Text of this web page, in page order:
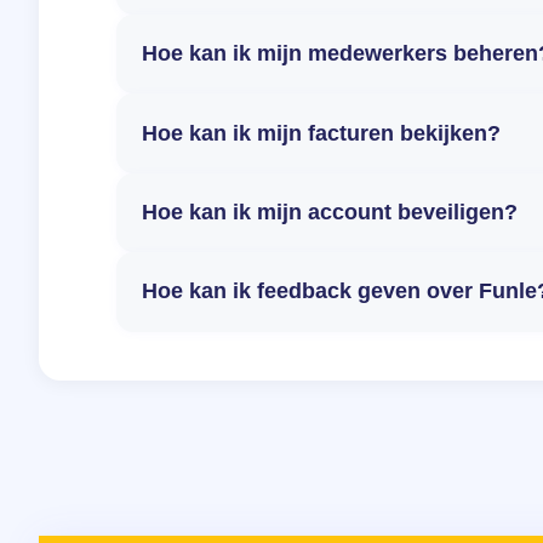
Hoe kan ik mijn medewerkers
Hoe kan ik mijn facturen bekijken?
Hoe kan ik mijn account beveiligen?
Hoe kan ik feedback geven over